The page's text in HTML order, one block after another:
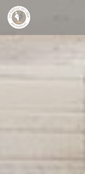
クッキー利用の管理につい